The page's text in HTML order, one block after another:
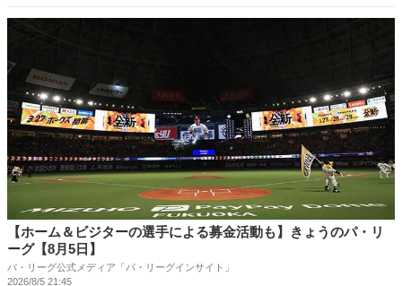
【ホーム＆ビジターの選手による募金活動も】きょうのパ・リ
ーグ【8月5日】
パ・リーグ公式メディア「パ・リーグインサイト」
2026/8/5 21:45